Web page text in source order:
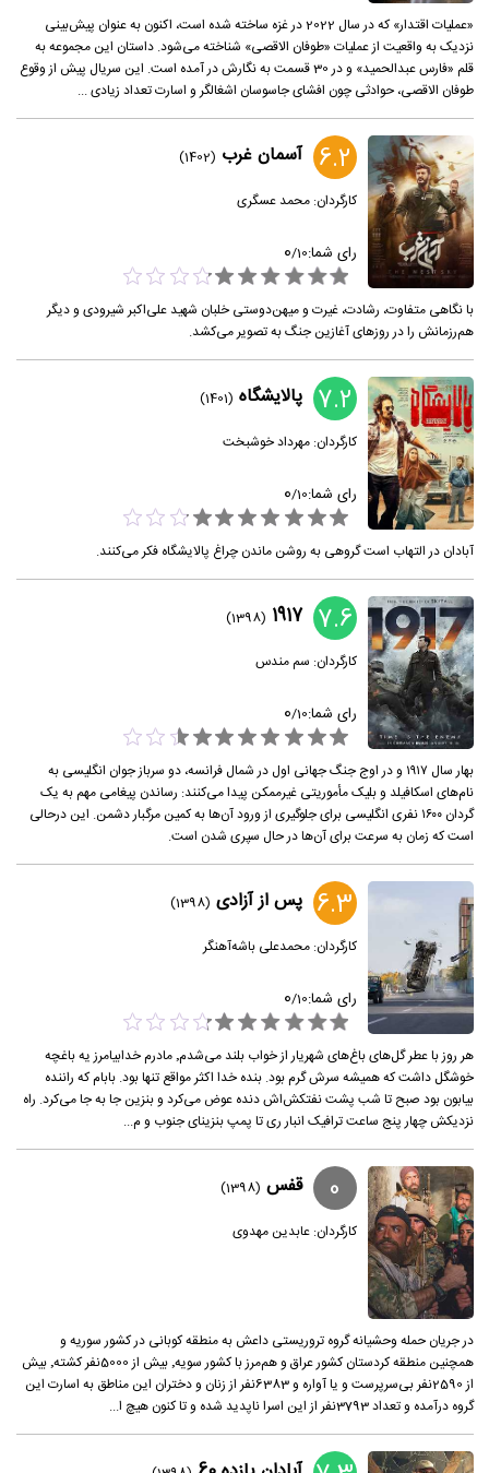
«عملیات اقتدار» که در سال 2022 در غزه ساخته شده است، اکنون به‌ عنوان پیش‌بینی
نزدیک به واقعیت از عملیات «طوفان الاقصی» شناخته می‌شود. داستان این مجموعه به
قلم «فارس عبدالحمید» و در 30 قسمت به نگارش در آمده است. این سریال پیش از وقوع
طوفان الاقصی، حوادثی چون افشای جاسوسان اشغالگر و اسارت تعداد زیادی ...
6.2 آسمان غرب (1402)
کارگردان:محمد عسگری
رای شما: 0/10
با نگاهی متفاوت، رشادت، غیرت و میهن‌دوستی خلبان شهید علی‌اکبر شیرودی و دیگر
هم‌رزمانش را در روزهای آغازین جنگ به تصویر می‌کشد.
7.2 پالایشگاه (1401)
کارگردان:مهرداد خوشبخت
رای شما: 0/10
آبادان در التهاب است گروهی به روشن ماندن چراغ پالایشگاه فکر می‌کنند.
7.6
1917
(1398)
کارگردان: سم مندس
رای شما: 0/10
بهار سال ۱۹۱۷ و در اوج جنگ جهانی اول در شمال فرانسه، دو سرباز جوان انگلیسی به
نام‌های اسکافیلد و بلیک مأموریتی غیرممکن پیدا می‌کنند: رساندن پیغامی مهم به یک
گردان ۱۶۰۰ نفری انگلیسی برای جلوگیری از ورود آن‌ها به کمین مرگبار دشمن. این درحالی
است که زمان به سرعت برای آن‌ها در حال سپری شدن است.
6.3 پس از آزادی (1398)
کارگردان:محمدعلی باشه‌آهنگر
رای شما: 0/10
هر روز با عطر گل‌های باغ‌های شهریار از خواب بلند می‌شدم٬ مادرم خدابیامرز یه باغچه
خوشگل داشت که همیشه سرش گرم بود. بنده خدا اکثر مواقع تنها بود. بابام که راننده
بیابون بود صبح تا شب پشت نفتکش‌اش دنده عوض می‌کرد و بنزین جا به جا می‌کرد. راه
نزدیکش چهار پنج ساعت ترافیک انبار ری تا پمپ بنزینای جنوب و م...
0 قفس (1398)
کارگردان:عابدین مهدوی
در جریان حمله وحشیانه گروه تروریستی داعش به منطقه کوبانی در کشور سوریه و
همچنین منطقه کردستان کشور عراق و هم‌مرز با کشور سویه٬ بیش از 5000نفر کشته٬ بیش
از 2590نفر بی‌سرپرست و یا آواره و 6383نفر از زنان و دختران این مناطق به اسارت این
گروه درآمده و تعداد 3793نفر از این اسرا ناپدید شده و تا کنون هیچ ا...